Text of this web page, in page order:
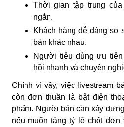
Thời gian tập trung
ngắn.
Khách hàng dễ dàng so
bán khác nhau.
Người tiêu dùng ưu
hồi nhanh và chuyên
Chính vì vậy, việc livestream
còn đơn thuần là bật điện
phẩm. Người bán cần xây
nếu muốn tăng tỷ lệ chốt đơn